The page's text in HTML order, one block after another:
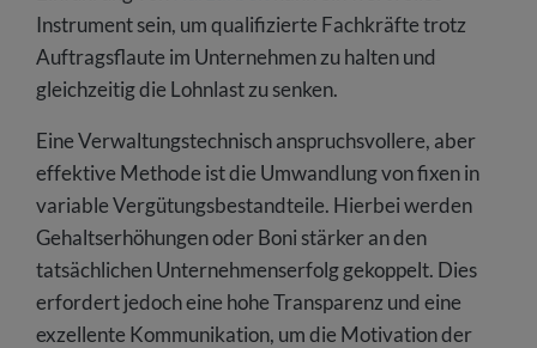
Instrument sein, um qualifizierte Fachkräfte trotz
Auftragsflaute im Unternehmen zu halten und
gleichzeitig die Lohnlast zu senken.
Eine Verwaltungstechnisch anspruchsvollere, aber
effektive Methode ist die Umwandlung von fixen in
variable Vergütungsbestandteile. Hierbei werden
Gehaltserhöhungen oder Boni stärker an den
tatsächlichen Unternehmenserfolg gekoppelt. Dies
erfordert jedoch eine hohe Transparenz und eine
exzellente Kommunikation, um die Motivation der